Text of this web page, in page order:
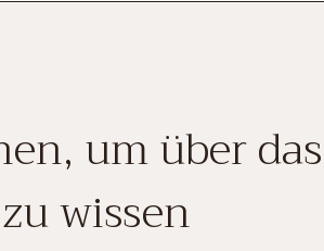
um über das
wissen